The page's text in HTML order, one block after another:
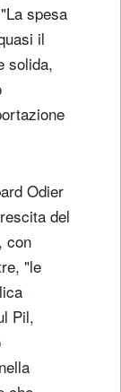
spesa
il
solida,
Odier
del
con
"le
Pil,